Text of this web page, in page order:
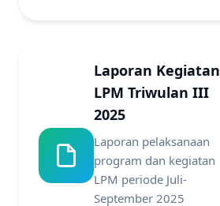
Laporan Kegiatan
LPM Triwulan III
2025
Laporan pelaksanaan
program dan kegiatan
LPM periode Juli-
September 2025